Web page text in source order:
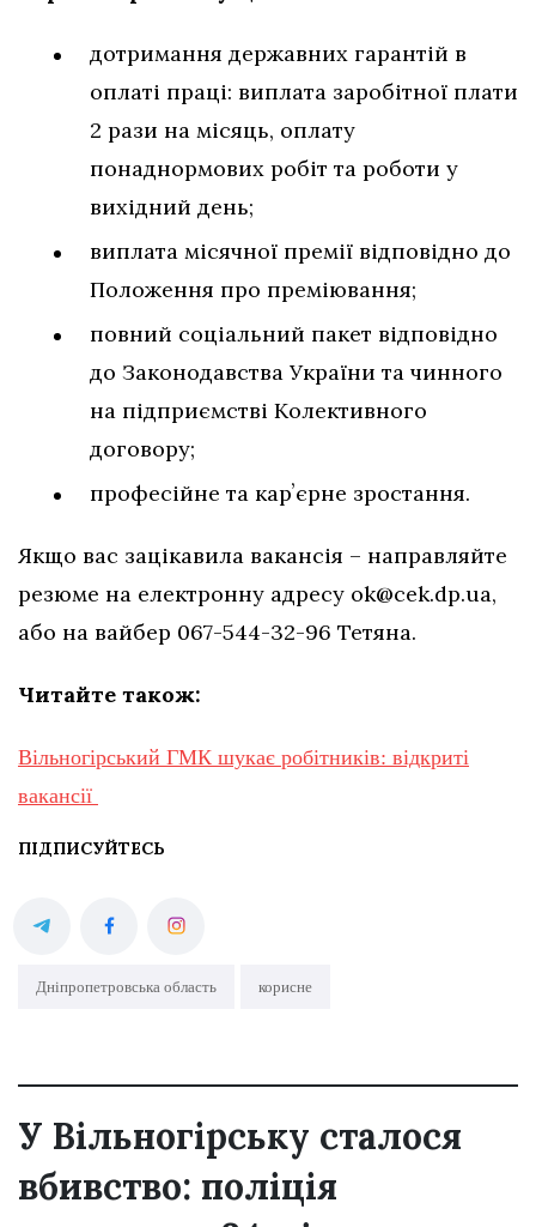
дотримання державних гарантій в
оплаті праці: виплата заробітної плати
2 рази на місяць, оплату
понаднормових робіт та роботи у
вихідний день;
виплата місячної премії відповідно до
Положення про преміювання;
повний соціальний пакет відповідно
до Законодавства України та чинного
на підприємстві Колективного
договору;
професійне та карʼєрне зростання.
Якщо вас зацікавила вакансія – направляйте
резюме на електронну адресу ok@cek.dp.ua,
або на вайбер 067-544-32-96 Тетяна.
Читайте також:
Вільногірський ГМК шукає робітників: відкриті
вакансії
ПІДПИСУЙТЕСЬ
Дніпропетровська область корисне
У Вільногірську сталося
вбивство: поліція